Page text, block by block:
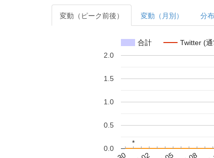
変動（ピーク前後） 変動（月別） 分布
合計 Twitter (
0.0
0.5
1.0
1.5
2.0
*
*